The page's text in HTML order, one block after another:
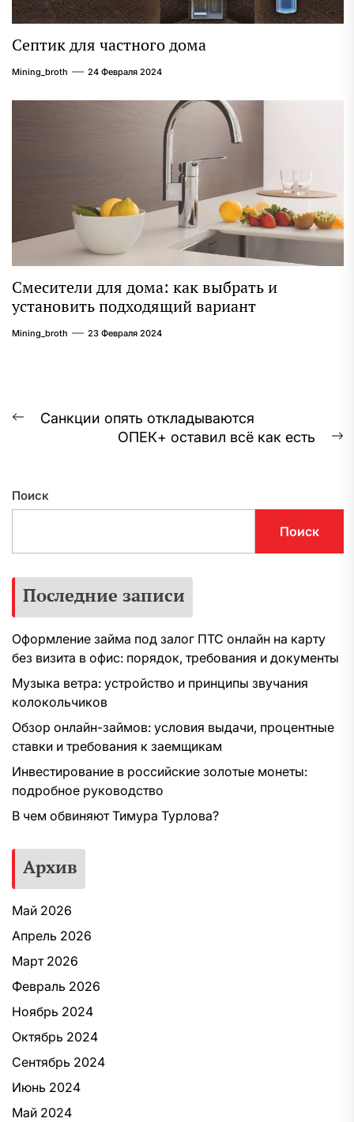
Септик для частного дома
Mining_broth 24 Февраля 2024
Смесители для дома: как выбрать и
установить подходящий вариант
Mining_broth 23 Февраля 2024
Навигация
Предыдущая
Санкции опять откладываются
ОПЕК+ оставил всё как есть
Поиск
Поиск
Последние записи
Оформление займа под залог ПТС онлайн на карту
без визита в офис: порядок, требования и документы
Музыка ветра: устройство и принципы звучания
колокольчиков
Обзор онлайн-займов: условия выдачи, процентные
ставки и требования к заемщикам
Инвестирование в российские золотые монеты:
подробное руководство
В чем обвиняют Тимура Турлова?
Архив
Май 2026
Апрель 2026
Март 2026
Февраль 2026
Ноябрь 2024
Октябрь 2024
Сентябрь 2024
Июнь 2024
Май 2024